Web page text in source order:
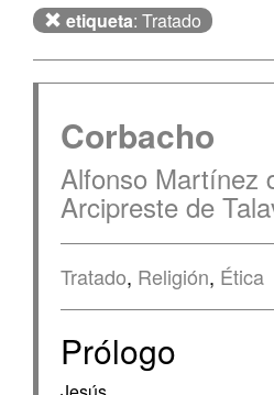
etiqueta: Tratado
Corbacho
Alfonso Martínez
Arcipreste de
Tratado, Religión, Ética
Prólogo